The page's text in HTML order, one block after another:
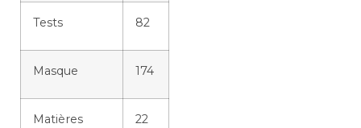
Tests 82
Masque 174
Matières
22